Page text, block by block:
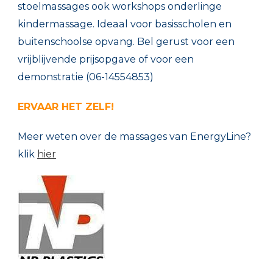
stoelmassages ook workshops onderlinge
kindermassage. Ideaal voor basisscholen en
buitenschoolse opvang. Bel gerust voor een
vrijblijvende prijsopgave of voor een
demonstratie (06-14554853)
ERVAAR HET ZELF!
Meer weten over de massages van EnergyLine?
klik hier